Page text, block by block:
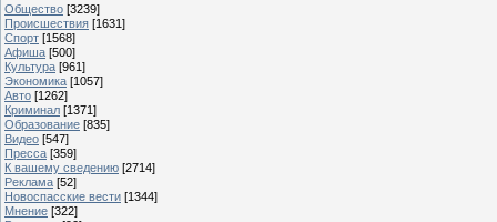
Общество [3239]
Происшествия [1631]
Спорт [1568]
Афиша [500]
Культура [961]
Экономика [1057]
Авто [1262]
Криминал [1371]
Образование [835]
Видео [547]
Пресса [359]
К вашему сведению [2714]
Реклама [52]
Новоспасские вести [1344]
Мнение [322]